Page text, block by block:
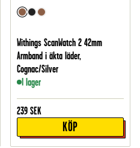
Withings ScanWatch 2 42mm
Armband i äkta läder,
Cognac/Silver
I lager
239 SEK
KÖP